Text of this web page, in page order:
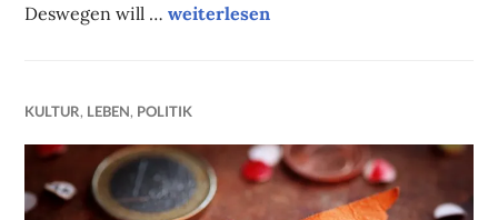
Deswegen will …Unsere Tipps der Woche
weiterlesen
KULTUR, LEBEN, POLITIK